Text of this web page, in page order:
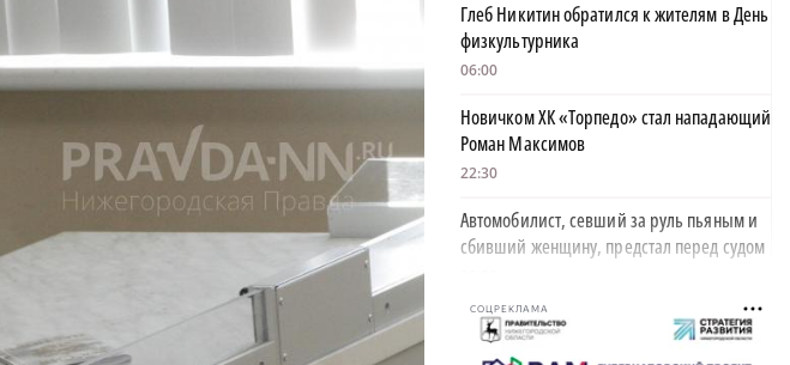
Глеб Никитин обратился к жителям в День
физкультурника
06:00
Новичком ХК «Торпедо» стал нападающий
Роман Максимов
22:30
Автомобилист, севший за руль пьяным и
сбивший женщину, предстал перед судом
Детенышу зебры из зоопарка «Лимпопо»
выбрали имя
СОЦРЕКЛАМА